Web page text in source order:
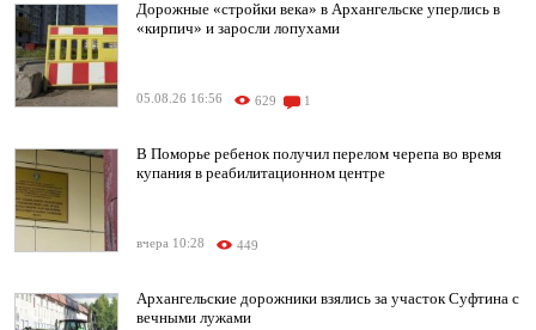
Дорожные «стройки века» в Архангельске уперлись в
«кирпич» и заросли лопухами
05.08.26 16:56 629 1
В Поморье ребенок получил перелом черепа во время
купания в реабилитационном центре
вчера 10:28 449
Архангельские дорожники взялись за участок Суфтина с
вечными лужами